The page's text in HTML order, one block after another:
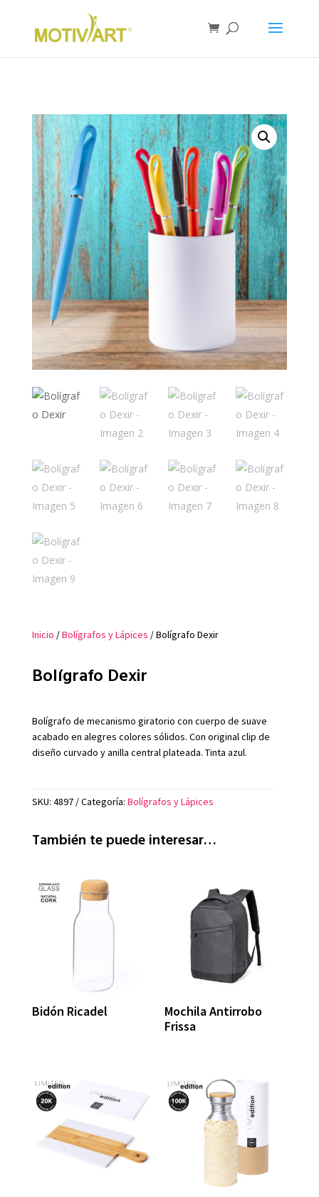
Inicio /Bolígrafos y Lápices / Bolígrafo Dexir
Bolígrafo Dexir
Bolígrafo de mecanismo giratorio con cuerpo de suave
acabado en alegres colores sólidos. Con original clip de
diseño curvado y anilla central plateada. Tinta azul.
SKU: 4897 Categoría: Bolígrafos y Lápices
También te puede interesar…
Bidón Ricadel
Mochila Antirrobo
Frissa